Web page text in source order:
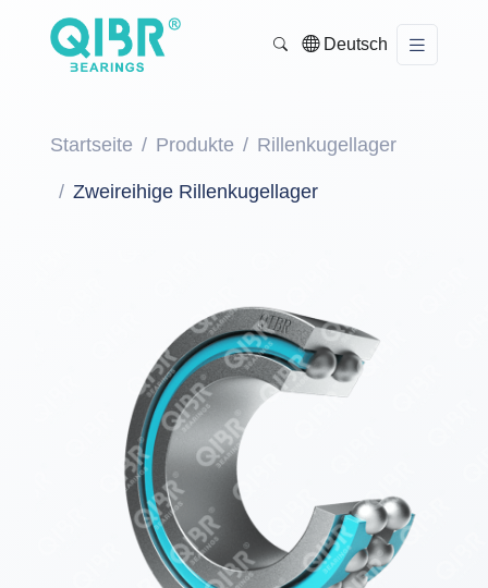
Deutsch
Startseite Produkte Rillenkugellager
Zweireihige Rillenkugellager